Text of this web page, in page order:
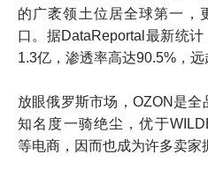
的广袤领土位居全球第一，
口。据DataReportal最新统
1.3亿，渗透率高达90.5%，远
放眼俄罗斯市场，OZON是
知名度一骑绝尘，优于
等电商，因而也成为许多卖家